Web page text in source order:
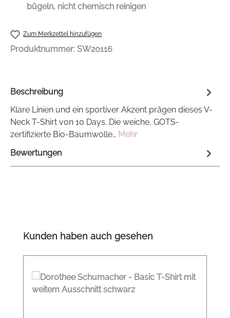
bügeln, nicht chemisch reinigen
Zum Merkzettel hinzufügen
Produktnummer: SW20116
Beschreibung
Klare Linien und ein sportiver Akzent prägen dieses V-
Neck T-Shirt von 10 Days. Die weiche, GOTS-
zertifizierte Bio-Baumwolle… Mehr
Bewertungen
Produktgalerie überspringen
Kunden haben auch gesehen